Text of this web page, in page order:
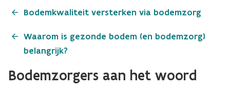
Bodemkwaliteit versterken via bodemzorg
Waarom is gezonde bodem (en bodemzorg)
belangrijk?
Bodemzorgers aan het woord